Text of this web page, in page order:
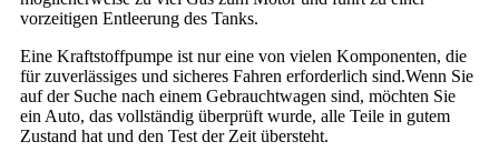
vorzeitigen Entleerung des Tanks.
Eine Kraftstoffpumpe ist nur eine von vielen Komponenten, die
für zuverlässiges und sicheres Fahren erforderlich sind.Wenn Sie
auf der Suche nach einem Gebrauchtwagen sind, möchten Sie
ein Auto, das vollständig überprüft wurde, alle Teile in gutem
Zustand hat und den Test der Zeit übersteht.